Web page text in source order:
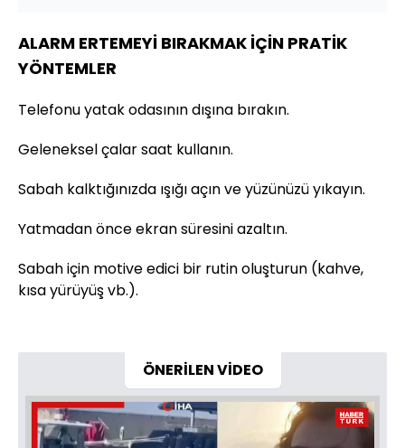
ALARM ERTEMEYİ BIRAKMAK İÇİN PRATİK
YÖNTEMLER
Telefonu yatak odasının dışına bırakın.
Geleneksel çalar saat kullanın.
Sabah kalktığınızda ışığı açın ve yüzünüzü yıkayın.
Yatmadan önce ekran süresini azaltın.
Sabah için motive edici bir rutin oluşturun (kahve,
kısa yürüyüş vb.).
ÖNERİLEN VİDEO